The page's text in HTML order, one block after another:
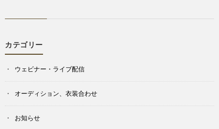
カテゴリー
ウェビナー・ライブ配信
オーディション、衣装合わせ
お知らせ